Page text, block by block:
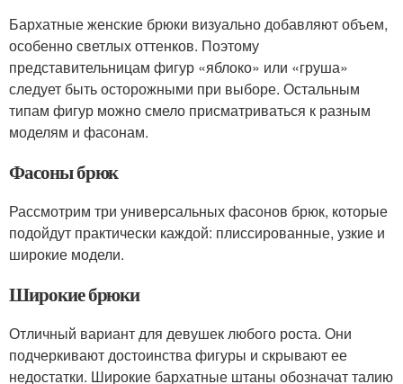
Бархатные женские брюки визуально добавляют объем,
особенно светлых оттенков. Поэтому
представительницам фигур «яблоко» или «груша»
следует быть осторожными при выборе. Остальным
типам фигур можно смело присматриваться к разным
моделям и фасонам.
Фасоны брюк
Рассмотрим три универсальных фасонов брюк, которые
подойдут практически каждой: плиссированные, узкие и
широкие модели.
Широкие брюки
Отличный вариант для девушек любого роста. Они
подчеркивают достоинства фигуры и скрывают ее
недостатки. Широкие бархатные штаны обозначат талию